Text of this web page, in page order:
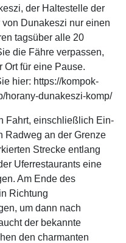
der Haltestelle der
Dunakeszi nur einen
tagsüber alle 20
die Fähre verpassen,
Ort für eine Pause.
hier: https://kompok-
horany-dunakeszi-komp/
Fahrt, einschließlich Ein-
Radweg an der Grenze
Strecke entlang
Uferrestaurants eine
Am Ende des
Richtung
um dann nach
der bekannte
den charmanten